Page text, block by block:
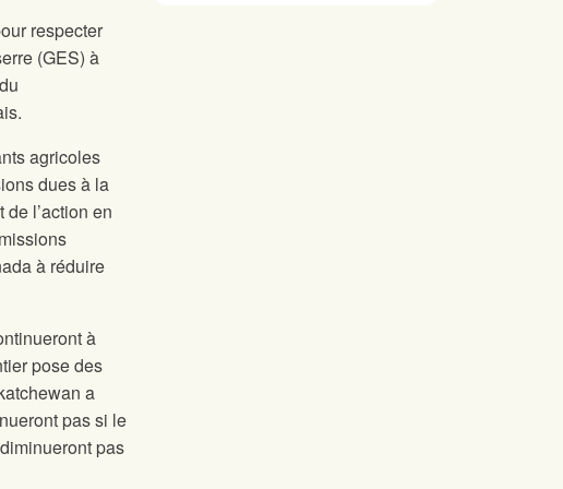
respecter
(GES) à
agricoles
dues à la
l’action en
à réduire
à
pose des
a
pas si le
pas